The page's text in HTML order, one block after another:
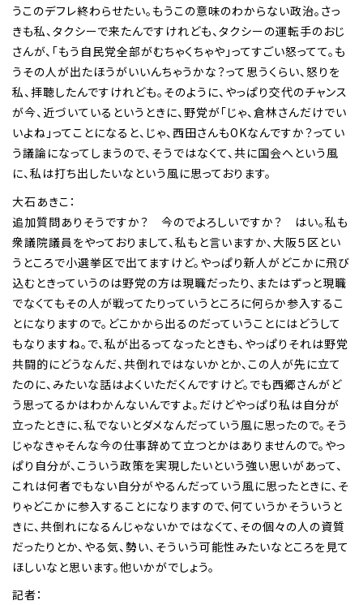
うこのデフレ終わらせたい。もうこの意味のわからない政治。さっ
きも私、タクシーで来たんですけれども、タクシーの運転手のおじ
さんが、「もう自民党全部がむちゃくちゃや」ってすごい怒ってて。も
うその人が出たほうがいいんちゃうかな？って思うくらい、怒りを
私、拝聴したんですけれども。そのように、やっぱり交代のチャンス
が今、近づいているというときに、野党が「じゃ、倉林さんだけでい
いよね」ってことになると、じゃ、西田さんもOKなんですか？ってい
う議論になってしまうので、そうではなくて、共に国会へという風
に、私は打ち出したいなという風に思っております。
大石あきこ：
追加質問ありそうですか？ 今のでよろしいですか？ はい。私も
衆議院議員をやっておりまして、私もと言いますか、大阪５区とい
うところで小選挙区で出てますけど。やっぱり新人がどこかに飛び
込むときっていうのは野党の方は現職だったり、またはずっと現職
でなくてもその人が戦ってたりっていうところに何らか参入するこ
とになりますので。どこかから出るのだっていうことにはどうして
もなりますね。で、私が出るってなったときも、やっぱりそれは野党
共闘的にどうなんだ、共倒れではないかとか、この人が先に立て
たのに、みたいな話はよくいただくんですけど。でも西郷さんがど
う思ってるかはわかんないんですよ。だけどやっぱり私は自分が
立ったときに、私でないとダメなんだっていう風に思ったので。そう
じゃなきゃそんな今の仕事辞めて立つとかはありませんので。やっ
ぱり自分が、こういう政策を実現したいという強い思いがあって、
これは何者でもない自分がやるんだっていう風に思ったときに、そ
りゃどこかに参入することになりますので、何ていうかそういうと
きに、共倒れになるんじゃないかではなくて、その個々の人の資質
だったりとか、やる気、勢い、そういう可能性みたいなところを見て
ほしいなと思います。他いかがでしょう。
記者：